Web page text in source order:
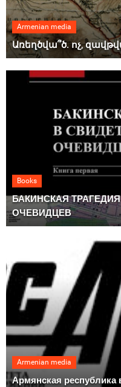
Armenian media
Առեղծվա՞ծ. ոչ,
Books
БАКИНСКАЯ
ОЧЕВИДЦЕВ
Armenian media
Армянская республика